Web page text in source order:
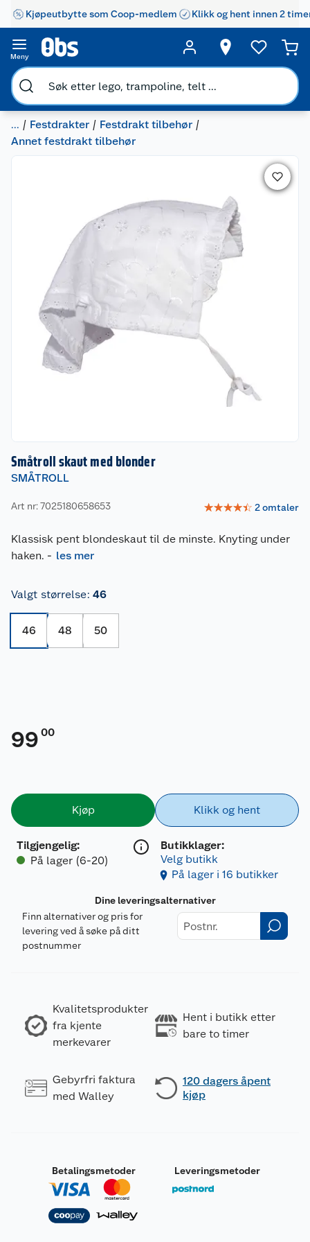
Kjøpeutbytte som Coop-medlem Klikk og hent innen 2
Meny
... Festdrakter
Festdrakt tilbehør
Annet festdrakt tilbehør
Småtroll skaut med blonder
SMÅTROLL
Art nr: 7025180658653 ☆☆☆☆☆ 2omtaler
Klassisk pent blondeskaut til de minste. Knyting under
haken. - les mer
Valgt størrelse: 46
46 48 50
99 00
Kjøp
Tilgjengelig:
På lager (6-20)
Klikk og hent
Butikklager:
Velg butikk
På lager i 16 butikker
Dine leveringsalternativer
Finn alternativer og pris for
levering ved å søke på ditt
postnummer
Kvalitetsprodukter
fra kjente
merkevarer
Hent i butikk etter
bare to timer
Gebyrfri faktura
med Walley
120 dagers åpent
kjøp
Betalingsmetoder Leveringsmetoder